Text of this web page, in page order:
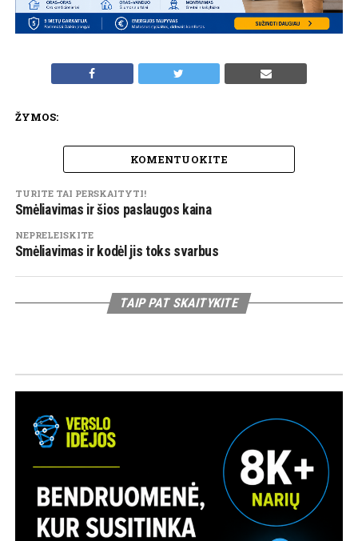
ŽYMOS:
KOMENTUOKITE
TURITE TAI PERSKAITYTI!
Smėliavimas ir šios paslaugos kaina
NEPRELEISKITE
Smėliavimas ir kodėl jis toks svarbus
TAIP PAT SKAITYKITE